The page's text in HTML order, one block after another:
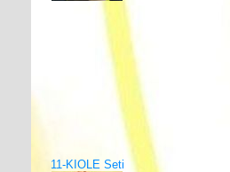
11-KIOLE Seti